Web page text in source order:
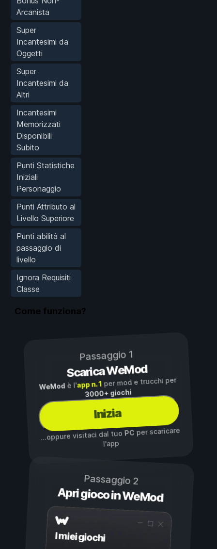
Arcanista
Super
Incantesimi da
Oggetti
Super
Incantesimi da
Altri
Incantesimi
Memorizzati
Disponibili
Subito
Punti Statistiche
Iniziali
Personaggio
Punti Attributo al
Livello Superiore
Punti abilità al
passaggio di
livello
Ignora Requisiti
Classe
Come funziona?
Passaggio 1
Scarica WeMod
WeMod è l'app n. 1per mod e trucchi per
3000+ giochi
Inizia
...oppure visitaci dal tuoPC per scaricare
l'app
Passaggio 2
Apri gioco in WeMod
I miei giochi